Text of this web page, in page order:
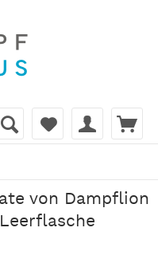
von Dampflion